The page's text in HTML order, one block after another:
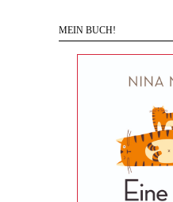
MEIN BUCH!